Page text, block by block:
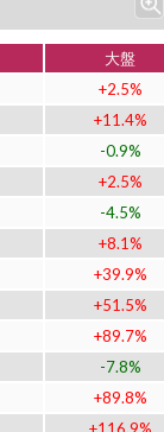
大盤
+2.5%
+11.4%
-0.9%
+2.5%
-4.5%
+8.1%
+39.9%
+51.5%
+89.7%
-7.8%
+89.8%